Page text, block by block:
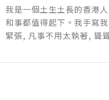
我是一個土生土長的香港
和事都值得起下。我手寫
緊張, 凡事不用太執著, 聳